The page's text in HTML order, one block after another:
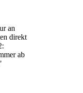
an
direkt
ab